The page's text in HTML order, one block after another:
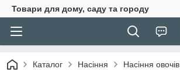
Товари для дому, саду та городу
Каталог Насіння Насіння овочів